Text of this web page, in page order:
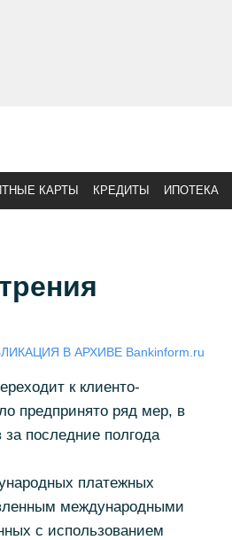
КАРТЫ КРЕДИТЫ ИПОТЕКА
В АРХИВЕ Bankinform.ru
к клиенто-
предпринято ряд мер, в
за последние полгода
платежных
международными
с использованием